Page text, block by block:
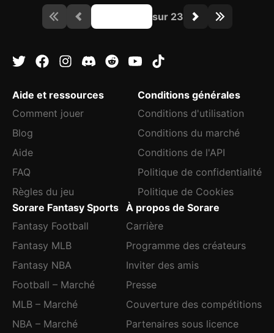
sur 23
Aide et ressources
Comment jouer
Blog
Aide
FAQ
Règles du jeu
Conditions générales
Conditions d'utilisation
Conditions du marché
Conditions de l'API
Politique de confidentialité
Politique de Cookies
Sorare Fantasy Sports
Fantasy Football
Fantasy MLB
Fantasy NBA
Football – Marché
MLB – Marché
NBA – Marché
À propos de Sorare
Carrière
Programme des créateurs
Inviter des amis
Presse
Couverture des compétitions
Partenaires sous licence